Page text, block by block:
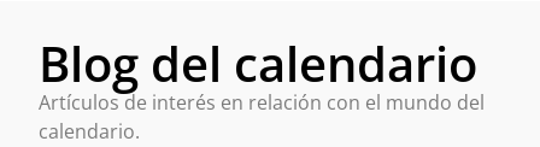
Blog del calendario
Artículos de interés en relación con el mundo del
calendario.